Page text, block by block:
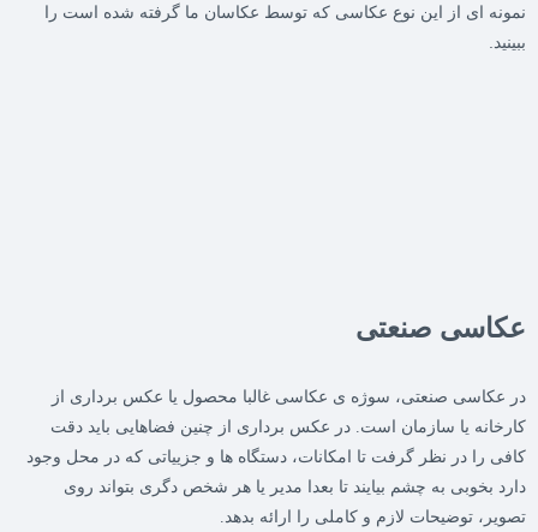
نمونه ای از این نوع عکاسی که توسط عکاسان ما گرفته شده است را
ببینید.
عکاسی صنعتی
در عکاسی صنعتی، سوژه ی عکاسی غالبا محصول یا عکس برداری از
کارخانه یا سازمان است. در عکس برداری از چنین فضاهایی باید دقت
کافی را در نظر گرفت تا امکانات، دستگاه ها و جزییاتی که در محل وجود
دارد بخوبی به چشم بیایند تا بعدا مدیر یا هر شخص دگری بتواند روی
تصویر، توضیحات لازم و کاملی را ارائه بدهد.